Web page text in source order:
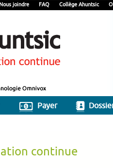
Nous joindre FAQ Collège Ahuntsic
Payer
continue